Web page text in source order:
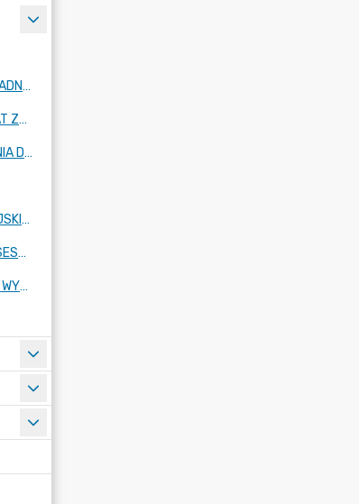
IMIENNE WYKAZY GŁOSOWAŃ RADNYCH
WYSOKOŚĆ CEN I STAWEK OPŁAT ZBIOROWEGO ZAOPATRZENIA W WODĘ
RAPORTY O STANIE ZAPEWNIANIA DOSTĘPNOŚCI PODMIOTU PUBLICZNEGO
ZAPISY WIDEO SESJI RADY MIEJSKIEJ
ZAWIADOMIENIA O TERMINACH SESJI RADY MIEJSKIEJ ORAZ KOMISJI STAŁYCH RADY
ZAWIADOMIENIA O ZEBRANIACH WYBORCZYCH W SOŁECTWACH I MIEŚCIE ĆMIELÓW